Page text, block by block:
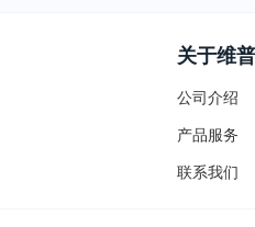
关于维普
公司介绍
产品服务
联系我们